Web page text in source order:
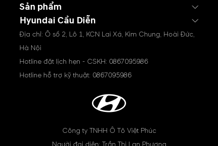
Sản phẩm
Hyundai Cầu Diễn
Địa chỉ: Ô số 2, Lô 1, KCN Lai Xá, Kim Chung, Hoài Đức,
Hà Nội
Hotline đặt lịch hẹn - CSKH: 0867095986
Hotline hỗ trợ kỹ thuật: 0867095986
Công ty TNHH Ô Tô Việt Phúc
Người đại diện: Trần Thị Lan Phương